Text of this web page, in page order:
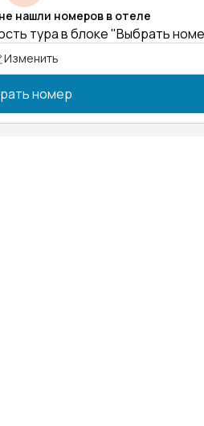
нашли номеров в отеле
тура в блоке "Выбрать
Изменить
номер